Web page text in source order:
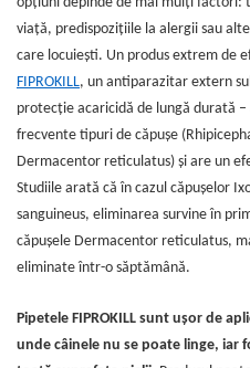
viață, predispozițiile la alergii sau
care locuiești. Un produs extrem de
FIPROKILL, un antiparazitar extern
protecție acaricidă de lungă durată
frecvente tipuri de căpușe
Dermacentor reticulatus) și are un
Studiile arată că în cazul căpușelor
sanguineus, eliminarea survine în
căpușele Dermacentor reticulatus,
eliminate într-o săptămână.
Pipetele FIPROKILL sunt ușor de
unde câinele nu se poate linge, iar